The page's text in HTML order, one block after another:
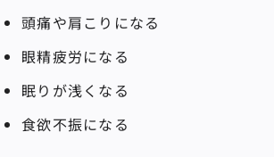
頭痛や肩こりになる
眼精疲労になる
眠りが浅くなる
食欲不振になる